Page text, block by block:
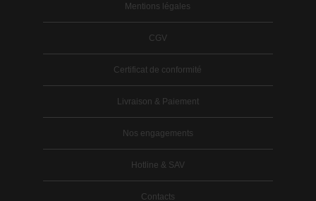
Mentions légales
CGV
Certificat de conformité
Livraison & Paiement
Nos engagements
Hotline & SAV
Contacts